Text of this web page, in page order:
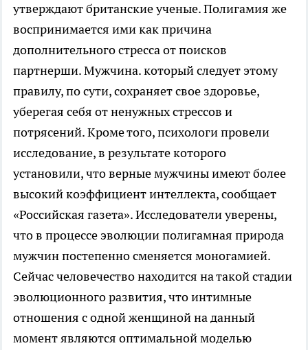
утверждают британские ученые. Полигамия же
воспринимается ими как причина
дополнительного стресса от поисков
партнерши. Мужчина. который следует этому
правилу, по сути, сохраняет свое здоровье,
уберегая себя от ненужных стрессов и
потрясений. Кроме того, психологи провели
исследование, в результате которого
установили, что верные мужчины имеют более
высокий коэффициент интеллекта, сообщает
«Российская газета». Исследователи уверены,
что в процессе эволюции полигамная природа
мужчин постепенно сменяется моногамией.
Сейчас человечество находится на такой стадии
эволюционного развития, что интимные
отношения с одной женщиной на данный
момент являются оптимальной моделью